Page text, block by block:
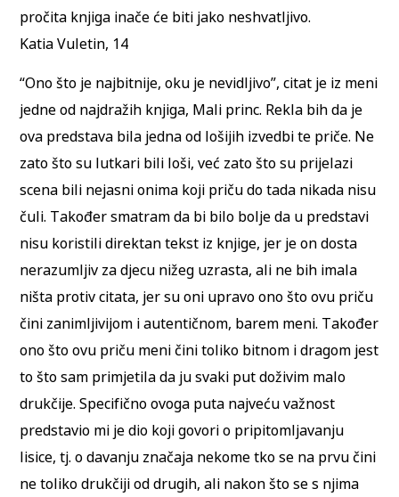
pročita knjiga inače će biti jako neshvatljivo.
Katia Vuletin, 14
“Ono što je najbitnije, oku je nevidljivo”, citat je iz meni
jedne od najdražih knjiga, Mali princ. Rekla bih da je
ova predstava bila jedna od lošijih izvedbi te priče. Ne
zato što su lutkari bili loši, već zato što su prijelazi
scena bili nejasni onima koji priču do tada nikada nisu
čuli. Također smatram da bi bilo bolje da u predstavi
nisu koristili direktan tekst iz knjige, jer je on dosta
nerazumljiv za djecu nižeg uzrasta, ali ne bih imala
ništa protiv citata, jer su oni upravo ono što ovu priču
čini zanimljivijom i autentičnom, barem meni. Također
ono što ovu priču meni čini toliko bitnom i dragom jest
to što sam primjetila da ju svaki put doživim malo
drukčije. Specifično ovoga puta najveću važnost
predstavio mi je dio koji govori o pripitomljavanju
lisice, tj. o davanju značaja nekome tko se na prvu čini
ne toliko drukčiji od drugih, ali nakon što se s njima